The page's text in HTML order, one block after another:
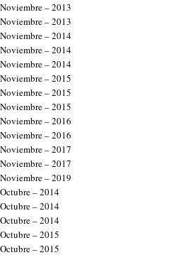
Noviembre – 2013
Noviembre – 2013
Noviembre – 2014
Noviembre – 2014
Noviembre – 2014
Noviembre – 2015
Noviembre – 2015
Noviembre – 2015
Noviembre – 2016
Noviembre – 2016
Noviembre – 2017
Noviembre – 2017
Noviembre – 2019
Octubre – 2014
Octubre – 2014
Octubre – 2014
Octubre – 2015
Octubre – 2015